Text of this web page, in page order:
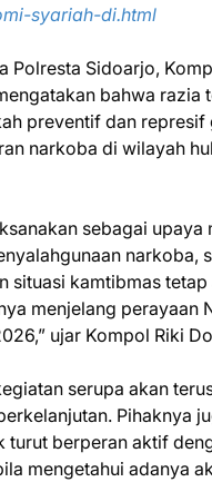
syariah-di.html
Polresta Sidoarjo,
bahwa razia
preventif dan represif
narkoba di wilayah
sebagai upaya
narkoba,
situasi kamtibmas tetap
menjelang perayaan
ujar Kompol Riki
serupa akan
Pihaknya
turut berperan aktif
mengetahui adanya